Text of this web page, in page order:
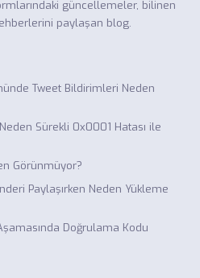
güncellemeler, bilinen
paylaşan blog.
Tweet Bildirimleri Neden
Sürekli 0x0001 Hatası ile
Görünmüyor?
Paylaşırken Neden Yükleme
Doğrulama Kodu